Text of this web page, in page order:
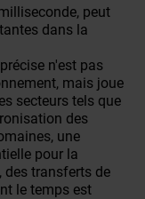
peut
dans la
n'est pas
mais joue
secteurs tels que
des
une
pour la
transferts de
le temps est